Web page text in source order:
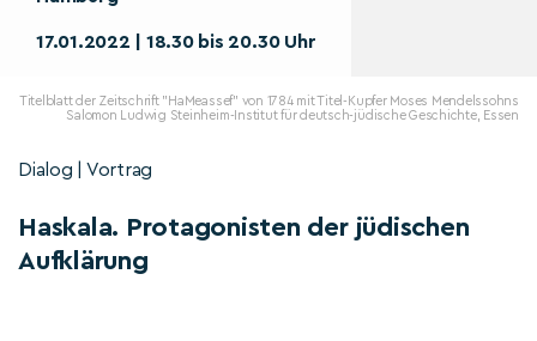
17.01.2022 | 18.30 bis 20.30 Uhr
Titelblatt der Zeitschrift "HaMeassef" von 1784 mit Titel-Kupfer Moses Mendelssohns
Salomon Ludwig Steinheim-Institut für deutsch-jüdische Geschichte, Essen
Dialog | Vortrag
Haskala. Protagonisten der jüdischen
Aufklärung